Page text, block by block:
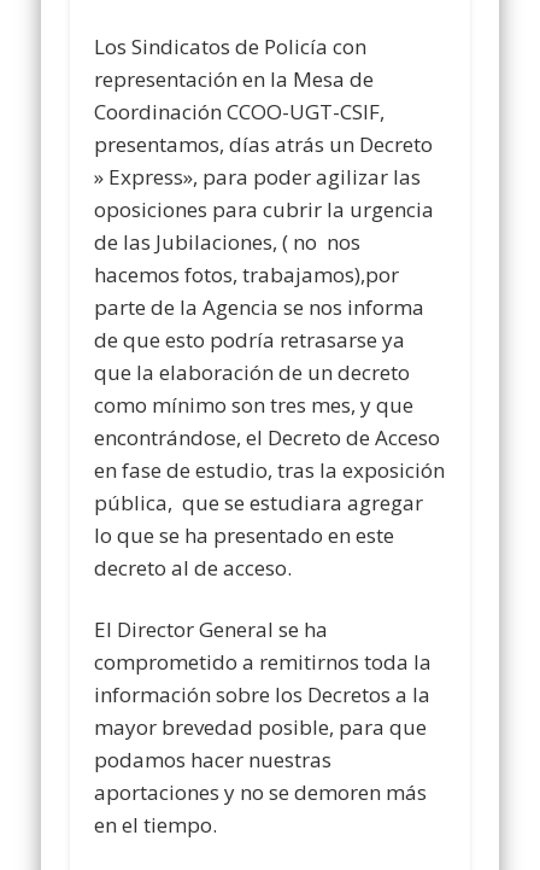
Los Sindicatos de Policía con
representación en la Mesa de
Coordinación CCOO-UGT-CSIF,
presentamos, días atrás un Decreto
» Express», para poder agilizar las
oposiciones para cubrir la urgencia
de las Jubilaciones, ( no nos
hacemos fotos, trabajamos),por
parte de la Agencia se nos informa
de que esto podría retrasarse ya
que la elaboración de un decreto
como mínimo son tres mes, y que
encontrándose, el Decreto de Acceso
en fase de estudio, tras la exposición
pública, que se estudiara agregar
lo que se ha presentado en este
decreto al de acceso.
El Director General se ha
comprometido a remitirnos toda la
información sobre los Decretos a la
mayor brevedad posible, para que
podamos hacer nuestras
aportaciones y no se demoren más
en el tiempo.